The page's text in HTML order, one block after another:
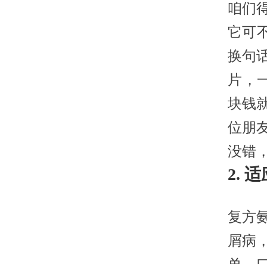
咱们
它可
换句
片，
块钱
位朋
没错
2. 适
复方
屑病